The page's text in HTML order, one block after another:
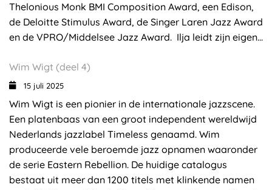
Thelonious Monk BMI Composition Award, een Edison,
de Deloitte Stimulus Award, de Singer Laren Jazz Award
en de VPRO/Middelsee Jazz Award. Ilja leidt zijn eigen...
Wim Wigt (deel 4)
15 juli 2025
Wim Wigt is een pionier in de internationale jazzscene.
Een platenbaas van een groot independent wereldwijd
Nederlands jazzlabel Timeless genaamd. Wim
produceerde vele beroemde jazz opnamen waaronder
de serie Eastern Rebellion. De huidige catalogus
bestaat uit meer dan 1200 titels met klinkende namen